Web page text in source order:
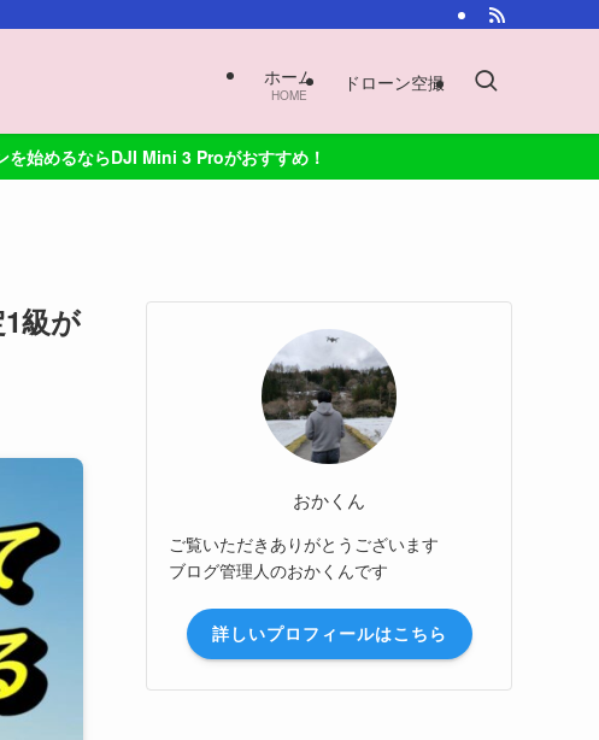
ホーム
HOME
ドローン空撮
3 Proがおすすめ！
級が
おかくん
ご覧いただきありがとうございます
ブログ管理人のおかくんです
詳しいプロフィールはこちら